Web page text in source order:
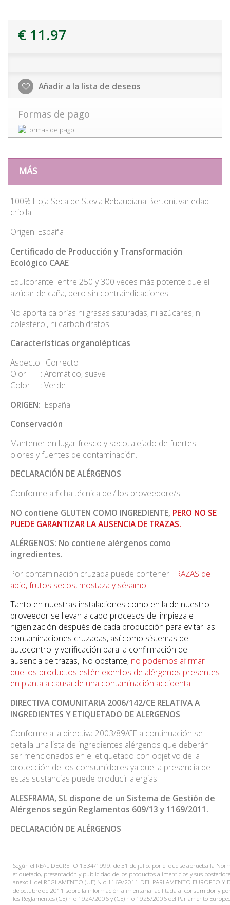
€ 11.97
Añadir a la lista de deseos
Formas de pago
MÁS
100% Hoja Seca de Stevia Rebaudiana Bertoni, variedad
criolla.
Origen: España
Certificado de Producción y Transformación
Ecológico CAAE
Edulcorante entre 250 y 300 veces más potente que el
azúcar de caña, pero sin contraindicaciones.
No aporta calorías ni grasas saturadas, ni azúcares, ni
colesterol, ni carbohidratos.
Características organolépticas
Aspecto : Correcto
Olor : Aromático, suave
Color : Verde
ORIGEN: España
Conservación
Mantener en lugar fresco y seco, alejado de fuertes
olores y fuentes de contaminación.
DECLARACIÓN DE ALÉRGENOS
Conforme a ficha técnica del/ los proveedore/s:
NO contiene GLUTEN COMO INGREDIENTE, PERO NO SE
PUEDE GARANTIZAR LA AUSENCIA DE TRAZAS.
ALÉRGENOS: No contiene alérgenos como
ingredientes.
Por contaminación cruzada puede contenerTRAZAS de
apio, frutos secos, mostaza y sésamo.
Tanto en nuestras instalaciones como en la de nuestro
proveedor se llevan a cabo procesos de limpieza e
higienización después de cada producción para evitar las
contaminaciones cruzadas, así como sistemas de
autocontrol y verificación para la confirmación de
ausencia de trazas,. No obstante, no podemos afirmar
que los productos estén exentos de alérgenos presentes
en planta a causa de una contaminación accidental.
DIRECTIVA COMUNITARIA 2006/142/CE RELATIVA A
INGREDIENTES Y ETIQUETADO DE ALERGENOS
Conforme a la directiva 2003/89/CE a continuación se
detalla una lista de ingredientes alérgenos que deberán
ser mencionados en el etiquetado con objetivo de la
protección de los consumidores ya que la presencia de
estas sustancias puede producir alergias.
ALESFRAMA, SL dispone de un Sistema de Gestión de
Alérgenos según Reglamentos 609/13 y 1169/2011.
DECLARACIÓN DE ALÉRGENOS
Según el REAL DECRETO 1334/1999, de 31 de julio, por el que se aprueba la
etiquetado, presentación y publicidad de los productos alimenticios y sus
anexo II del REGLAMENTO (UE) N o 1169/2011 DEL PARLAMENTO EUROPEO Y
de octubre de 2011 sobre la información alimentaria facilitada al consumidor y
los Reglamentos (CE) n o 1924/2006 y (CE) n o 1925/2006 del Parlamento